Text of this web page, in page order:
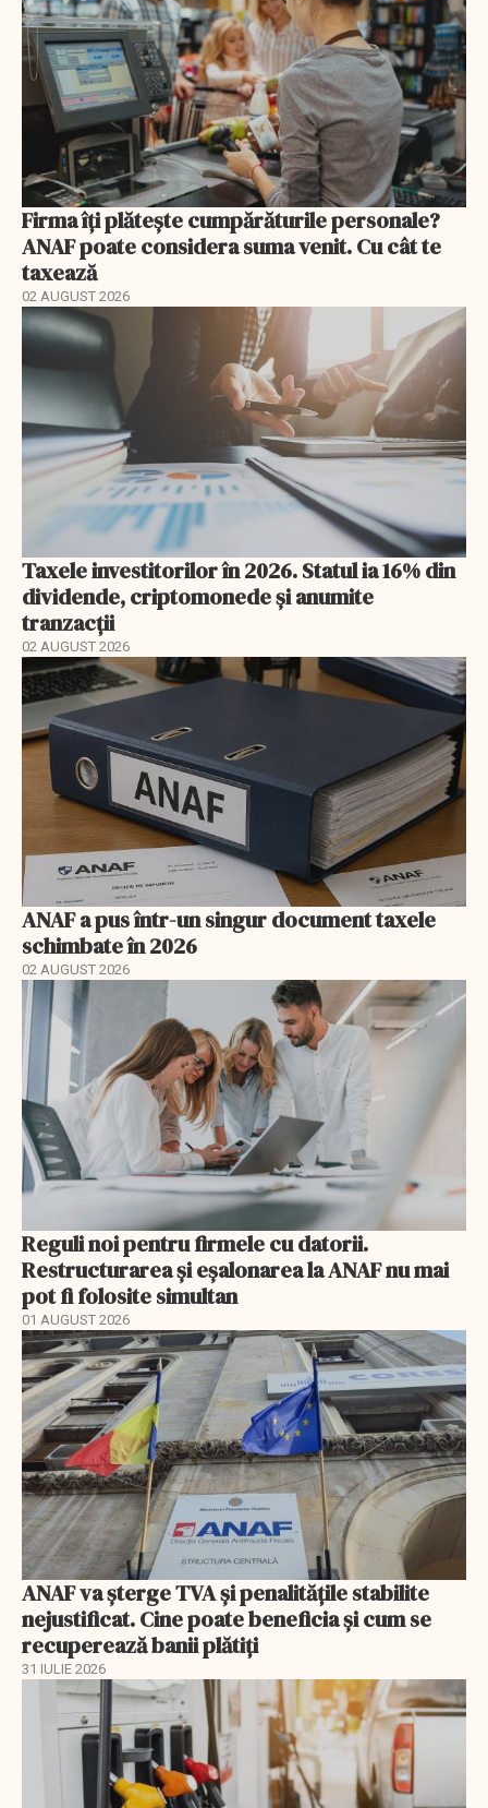
Firma îți plătește cumpărăturile personale?
ANAF poate considera suma venit. Cu cât te
taxează
02 AUGUST 2026
Taxele investitorilor în 2026. Statul ia 16% din
dividende, criptomonede și anumite
tranzacții
02 AUGUST 2026
ANAF a pus într-un singur document taxele
schimbate în 2026
02 AUGUST 2026
Reguli noi pentru firmele cu datorii.
Restructurarea și eșalonarea la ANAF nu mai
pot fi folosite simultan
01 AUGUST 2026
ANAF va șterge TVA și penalitățile stabilite
nejustificat. Cine poate beneficia și cum se
recuperează banii plătiți
31 IULIE 2026